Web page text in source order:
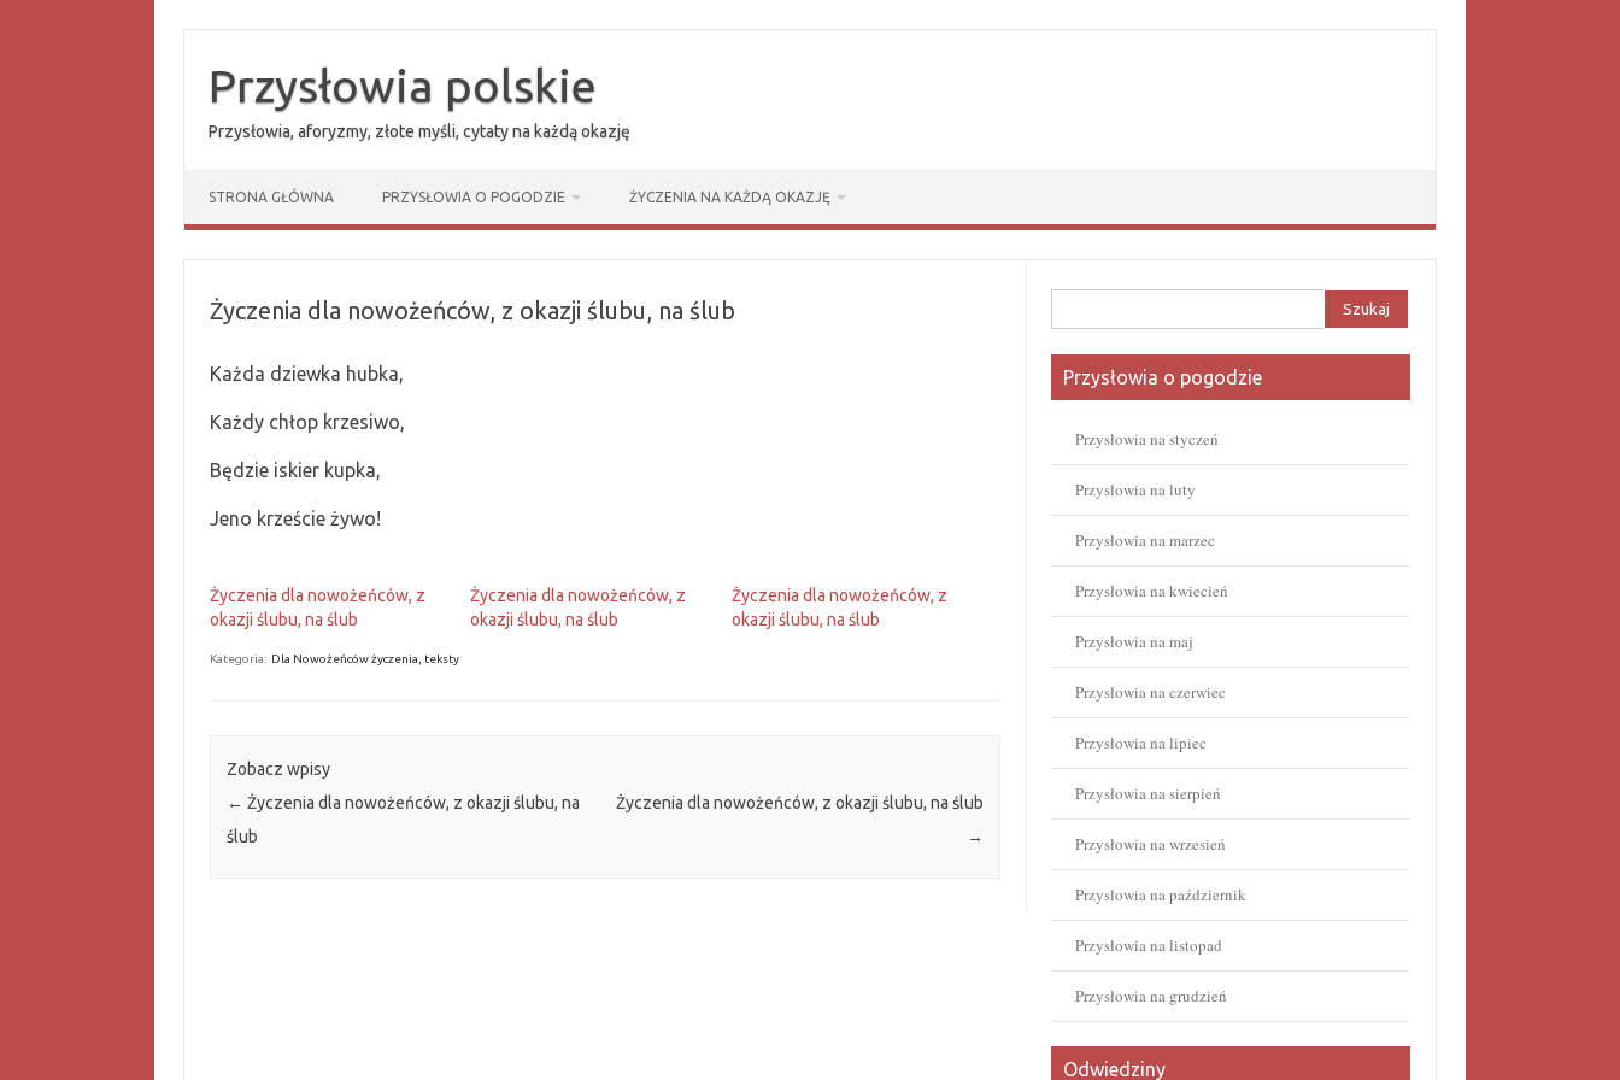
treściPrzysłowia polskie
Przysłowia, aforyzmy, złote myśli, cytaty na każdą okazję
STRONA GŁÓWNA PRZYSŁOWIA O POGODZIE ŻYCZENIA NA KAŻDĄ OKAZJĘ
Życzenia dla nowożeńców, z okazji ślubu, na ślub
Każda dziewka hubka,
Każdy chłop krzesiwo,
Będzie iskier kupka,
Jeno krzeście żywo!
Życzenia dla nowożeńców, z
okazji ślubu, na ślub
Życzenia dla nowożeńców, z
okazji ślubu, na ślub
Życzenia dla nowożeńców, z
okazji ślubu, na ślub
Kategoria: Dla Nowożeńców życzenia, teksty
Zobacz wpisy
← Życzenia dla nowożeńców, z okazji ślubu, na
ślub
Życzenia dla nowożeńców, z okazji ślubu, na ślub
→
Przysłowia o pogodzie
Przysłowia na styczeń
Przysłowia na luty
Przysłowia na marzec
Przysłowia na kwiecień
Przysłowia na maj
Przysłowia na czerwiec
Przysłowia na lipiec
Przysłowia na sierpień
Przysłowia na wrzesień
Przysłowia na październik
Przysłowia na listopad
Przysłowia na grudzień
Odwiedziny